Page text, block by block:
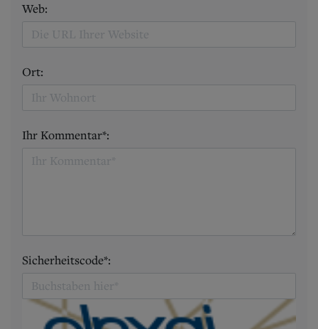
Web:
Ort:
Ihr Kommentar*:
Sicherheitscode*: